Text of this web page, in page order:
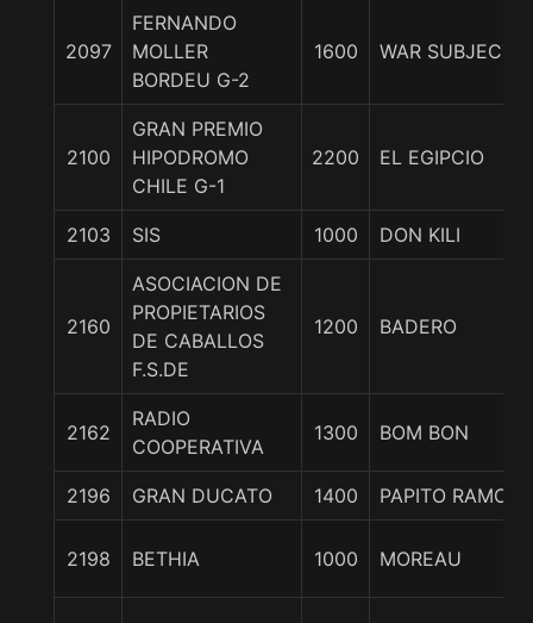
2097
FERNANDO
MOLLER
BORDEU G-2
1600 WAR
2100
GRAN PREMIO
HIPODROMO
CHILE G-1
2200 EL EGIPCIO
2103 SIS 1000 DON KILI
2160
ASOCIACION DE
PROPIETARIOS
DE CABALLOS
F.S.DE
1200 BADERO
2162
RADIO
COOPERATIVA
1300 BOM BON
2196 GRAN DUCATO 1400 PAPITO RAMON
2198 BETHIA 1000 MOREAU